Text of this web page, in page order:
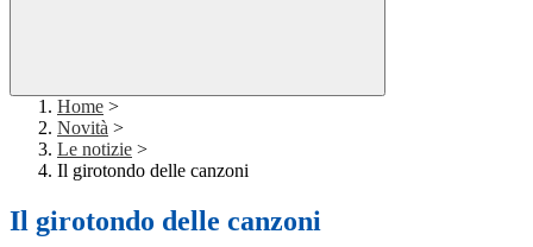
Home >
Novità >
Le notizie >
Il girotondo delle canzoni
Il girotondo delle canzoni